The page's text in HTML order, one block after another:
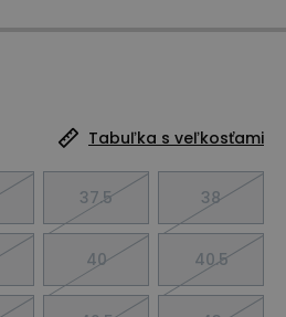
Tabuľka s veľkosťami
37.5 38
40 40.5